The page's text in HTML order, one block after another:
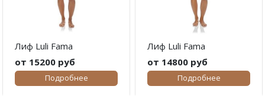
Лиф Luli Fama
от 15200 руб
Подробнее
Лиф Luli Fama
от 14800 руб
Подробнее